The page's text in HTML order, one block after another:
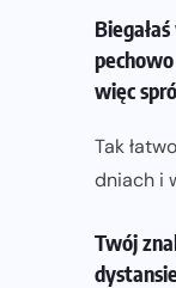
więc
Tak
dniach i
Twój